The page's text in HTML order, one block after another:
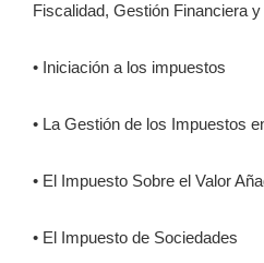
Fiscalidad, Gestión Financiera
• Iniciación a los impuestos
• La Gestión de los Impuestos
• El Impuesto Sobre el Valor
• El Impuesto de Sociedades